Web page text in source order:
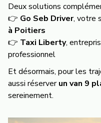
Deux solutions
👉 Go Seb Driver, votre
à Poitiers
👉 Taxi Liberty,
professionnel
Et désormais, pour les
aussi réserverun van 9
sereinement.